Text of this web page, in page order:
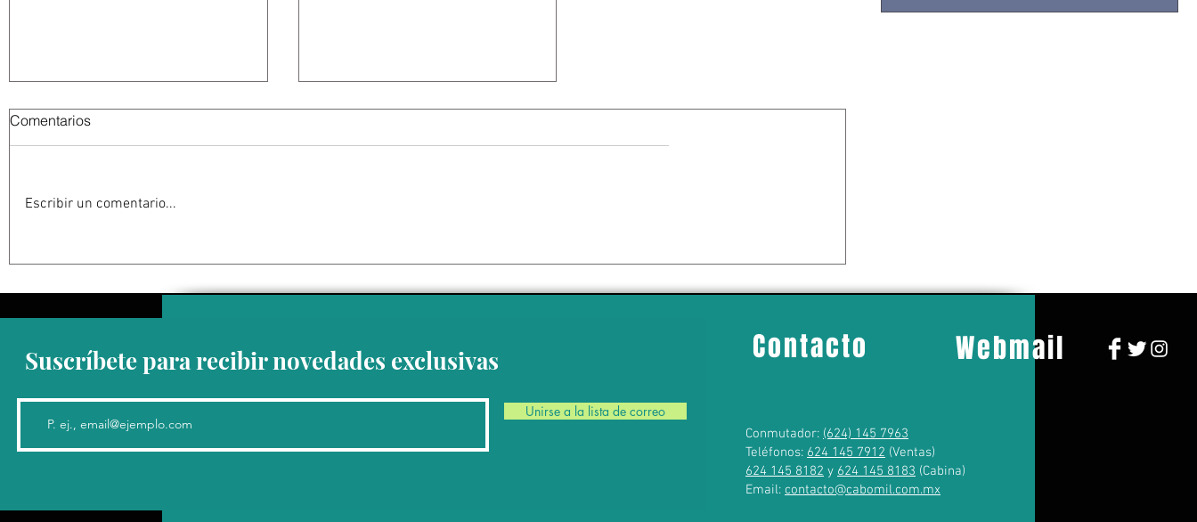
contra su personal; medida
impacta exportaciones de
Sheinbaum; captura de “El
Comentarios
Escribir un comentario...
Suscríbete para recibir novedades exclusivas
Unirse a la lista de correo
Contacto Webmail
Conmutador: (624) 145 7963
Teléfonos: 624 145 7912 (Ventas)
624 145 8182 y 624 145 8183 (Cabina)
Email: contacto@cabomil.com.mx